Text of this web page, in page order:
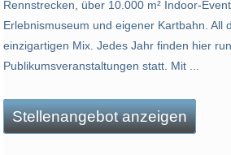
Rennstrecken, über 10.000 m² Indoor-
Erlebnismuseum und eigener Kartbahn. All
einzigartigen Mix. Jedes Jahr finden hier
Publikumsveranstaltungen statt. Mit ...
Stellenangebot anzeigen